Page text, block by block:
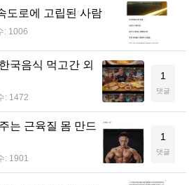
도로에 고립된 사람
: 1006
국음식 먹고간 외
: 1472
1
댓글
는 근육질 몸 만드
: 1901
1
댓글